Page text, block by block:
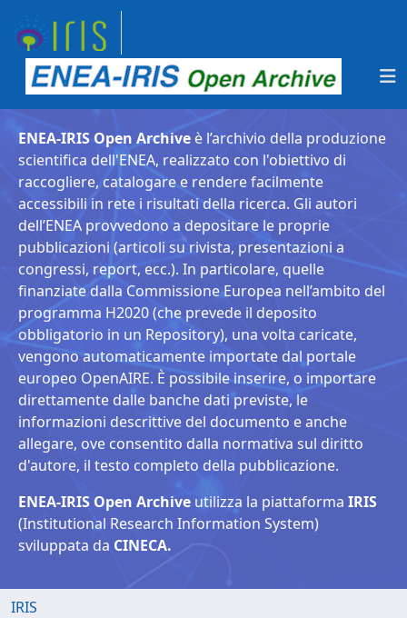
ENEA-IRIS Open Archive è l’archivio della produzione
scientifica dell'ENEA, realizzato con l'obiettivo di
raccogliere, catalogare e rendere facilmente
accessibili in rete i risultati della ricerca. Gli autori
dell’ENEA provvedono a depositare le proprie
pubblicazioni (articoli su rivista, presentazioni a
congressi, report, ecc.). In particolare, quelle
finanziate dalla Commissione Europea nell’ambito del
programma H2020 (che prevede il deposito
obbligatorio in un Repository), una volta caricate,
vengono automaticamente importate dal portale
europeo OpenAIRE. È possibile inserire, o importare
direttamente dalle banche dati previste, le
informazioni descrittive del documento e anche
allegare, ove consentito dalla normativa sul diritto
d'autore, il testo completo della pubblicazione.
ENEA-IRIS Open Archive utilizza la piattaforma IRIS
(Institutional Research Information System)
sviluppata da CINECA.
IRIS